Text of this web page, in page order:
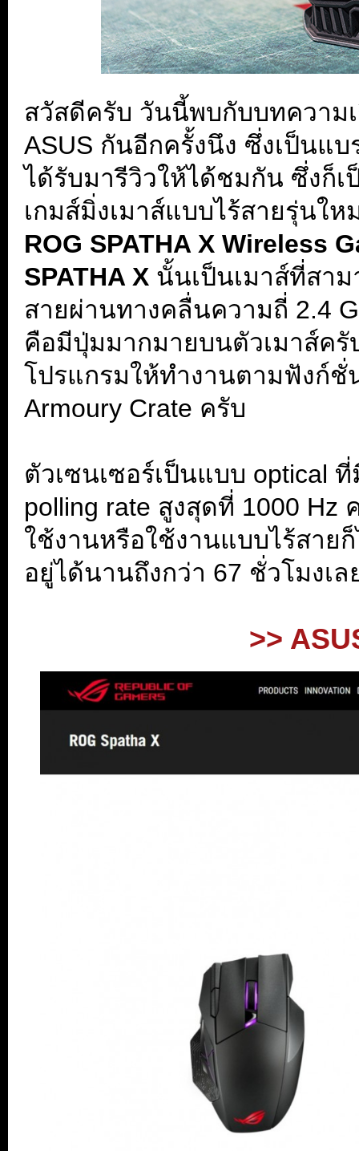
สวัสดีครับ วันนี้พบกับบทความ
ASUS กันอีกครั้งนึง ซึ่งเป็นแ
ได้รับมารีวิวให้ได้ชมกัน ซึ่งก็
เกมส์มิ่งเมาส์แบบไร้สายรุ่นใ
ROG SPATHA X Wireless
SPATHA X นั้นเป็นเมาส์ที่สา
สายผ่านทางคลื่นความถี่ 2.4
คือมีปุ่มมากมายบนตัวเมาส์ค
โปรแกรมให้ทำงานตามฟังก์ชั่
Armoury Crate ครับ
ตัวเซนเซอร์เป็นแบบ optical
polling rate สูงสุดที่ 1000 Hz
ใช้งานหรือใช้งานแบบไร้สาย
อยู่ได้นานถึงกว่า 67 ชั่วโมงเ
>>